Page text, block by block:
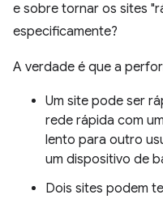
e sobre tornar os sites
especificamente?
A verdade é que a
Um site pode ser
rede rápida com
lento para outro
um dispositivo de
Dois sites podem